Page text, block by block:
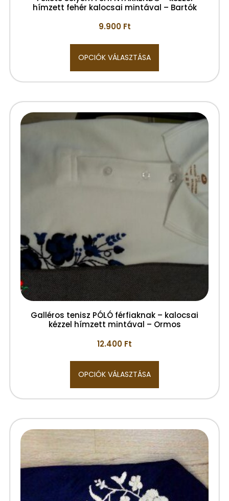
hímzett fehér kalocsai mintával – Bartók
9.900 Ft
OPCIÓK VÁLASZTÁSA
Galléros tenisz PÓLÓ férfiaknak – kalocsai
kézzel hímzett mintával – Ormos
12.400 Ft
OPCIÓK VÁLASZTÁSA